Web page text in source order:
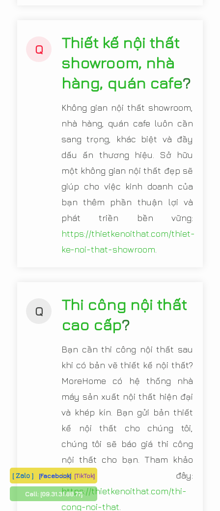
Q
Thiết kế nội thất
showroom, nhà
hàng, quán cafe?
Không gian nội thất showroom,
nhà hàng, quán cafe luôn cần
sang trọng, khác biệt và đầy
dấu ấn thương hiệu. Sở hữu
một không gian nội thất đẹp sẽ
giúp cho việc kinh doanh của
bạn thêm phần thuận lợi và
phát triền bền vững:
https://thietkenoithat.com/thiet-
ke-noi-that-showroom.
Q
Thi công nội thất
cao cấp?
Bạn cần thi công nội thất sau
khi có bản vẽ thiết kế nội thất?
MoreHome có hệ thống nhà
máy sản xuất nội thất hiện đại
và khép kín. Bạn gửi bản thiết
kế nội thất cho chúng tôi,
chúng tôi sẽ báo giá thi công
nội thất cho bạn. Tham khảo
tại đây:
https://thietkenoithat.com/thi-
cong-noi-that.
[ Zalo ] [Facebook] [TikTok]
Call: [09.31.31.88.77]